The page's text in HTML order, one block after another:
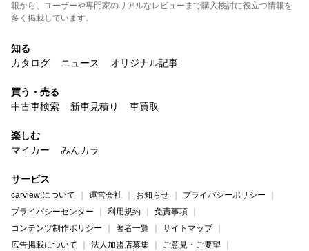
報から、ユーザーや専門家のリアルなレビューまで購入検討に役立つ情報を
多く掲載しています。
知る
カタログ
ニュース オリジナル記事
買う・売る
中古車検索
新車見積り 車買取
楽しむ
マイカー
みんカラ
サービス
carview!について 運営会社 お知らせ
プライバシーポリシー
プライバシーセンター
利用規約
免責事項
コンテンツ制作ポリシー
著者一覧
サイトマップ
広告掲載について
法人加盟店募集 ご意見・ご要望